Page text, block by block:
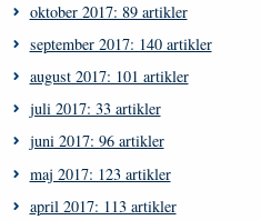
oktober 2017: 89 artikler
september 2017: 140 artikler
august 2017: 101 artikler
juli 2017: 33 artikler
juni 2017: 96 artikler
maj 2017: 123 artikler
april 2017: 113 artikler